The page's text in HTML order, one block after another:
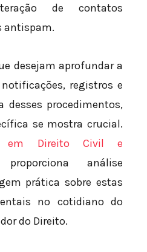
de contatos
antispam.
desejam aprofundar a
registros e
desses procedimentos,
se mostra crucial.
em Direito Civil e
análise
prática sobre estas
no cotidiano do
do Direito.